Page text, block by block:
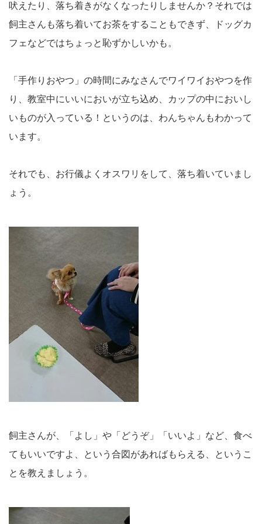
吠えたり、落ち着きがなくなったりしませんか？それでは
飼主さんも落ち着いてお茶をすることもできず、ドッグカ
フェなどではちょっと恥ずかしいかも。
「手作りおやつ」の時間にみなさんでワイワイおやつを作
り、教室中にいいにおいが立ち込め、カップの中においし
いものが入っている！というのは、わんちゃんもわかって
います。
それでも、お行儀よくオスワリをして、落ち着いていまし
ょう。
飼主さんが、「よし」や「どうぞ」「いいよ」など、食べ
てもいいですよ、という合図があればもらえる、というこ
とを教えましょう。